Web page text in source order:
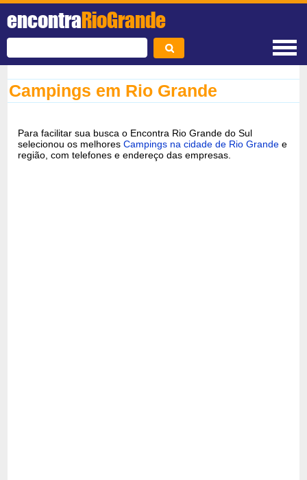
encontraRioGrande
Campings em Rio Grande
Para facilitar sua busca o Encontra Rio Grande do Sul
selecionou os melhoresCampings na cidade de Rio Grande e
região, com telefones e endereço das empresas.